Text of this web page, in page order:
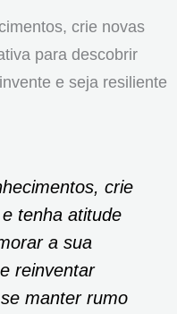
crie novas
para descobrir
e seja resiliente
crie
tenha atitude
a sua
reinventar
manter rumo